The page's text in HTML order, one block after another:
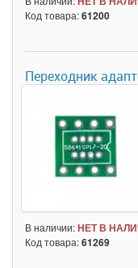
Код товара:61200
Переходник
В наличии:НЕТ В
Код товара:61269